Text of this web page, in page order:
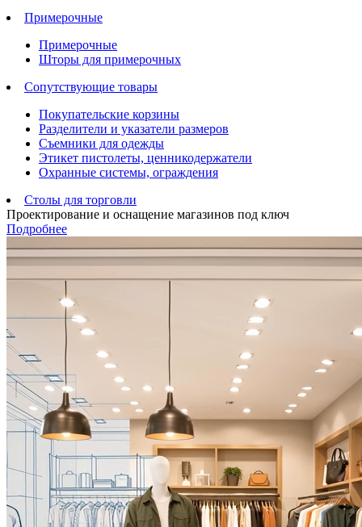
Примерочные
Примерочные
Шторы для примерочных
Сопутствующие товары
Покупательские корзины
Разделители и указатели размеров
Съемники для одежды
Этикет пистолеты, ценникодержатели
Охранные системы, ограждения
Столы для торговли
Проектирование и оснащение магазинов под ключ
Подробнее